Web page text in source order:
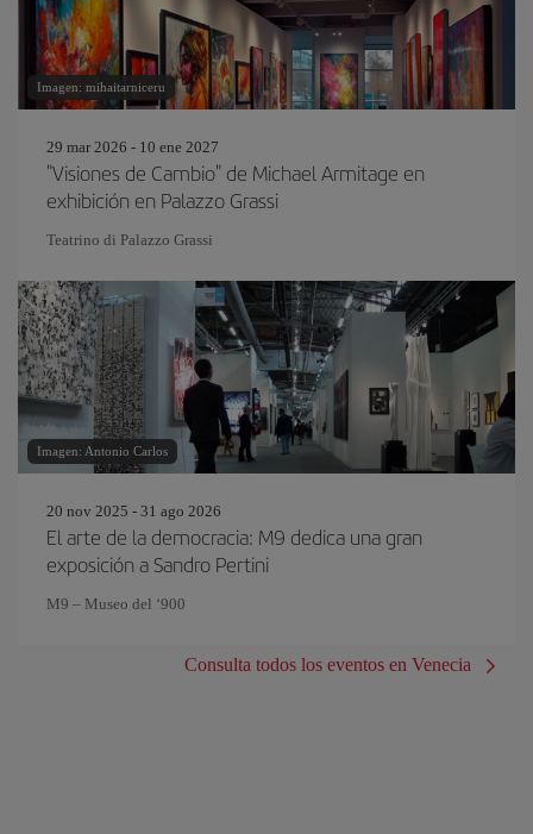
Imagen: mihaitarniceru
29 mar 2026 - 10 ene 2027
"Visiones de Cambio" de Michael Armitage en
exhibición en Palazzo Grassi
Teatrino di Palazzo Grassi
Imagen: Antonio Carlos
20 nov 2025 - 31 ago 2026
El arte de la democracia: M9 dedica una gran
exposición a Sandro Pertini
M9 – Museo del ‘900
Consulta todos los eventos en Venecia